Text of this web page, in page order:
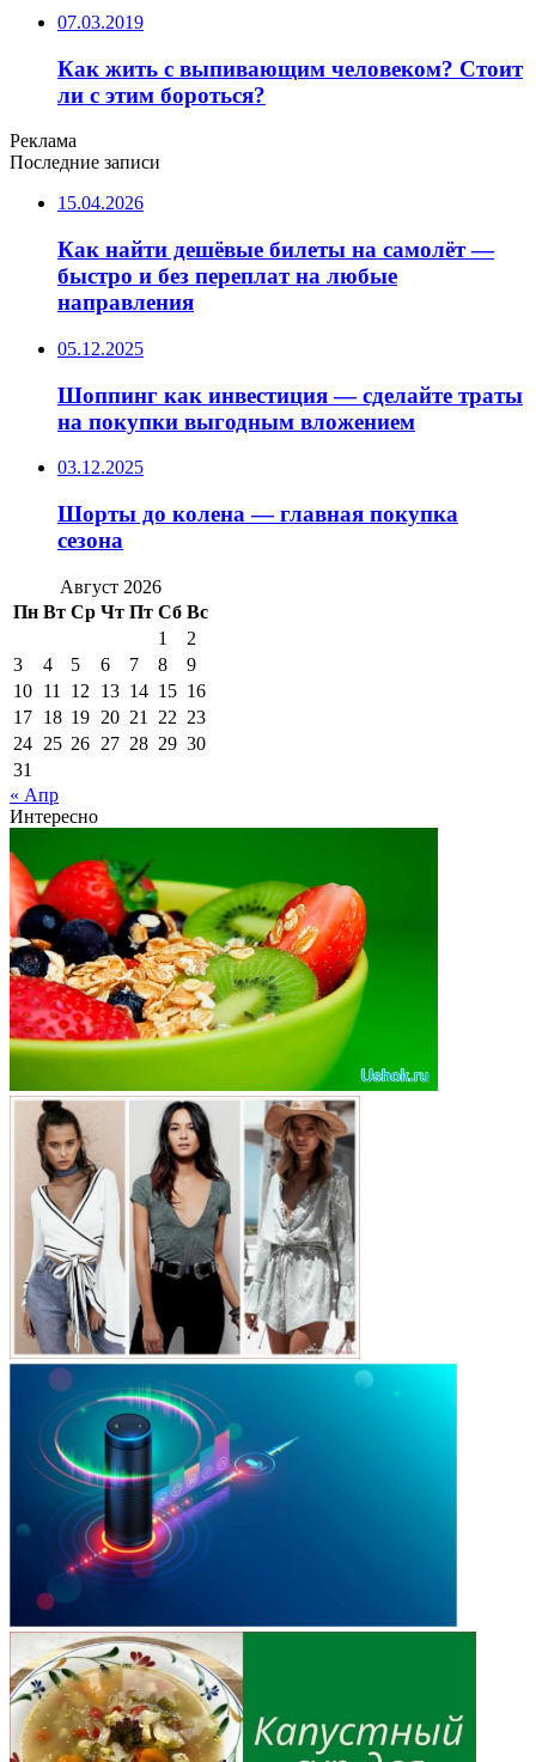
07.03.2019
Как жить с выпивающим человеком? Стоит
ли с этим бороться?
Реклама
Последние записи
15.04.2026
Как найти дешёвые билеты на самолёт —
быстро и без переплат на любые
направления
05.12.2025
Шоппинг как инвестиция — сделайте траты
на покупки выгодным вложением
03.12.2025
Шорты до колена — главная покупка
сезона
Август 2026
Пн Вт Ср Чт Пт Сб Вс
1
2
3
4 5 6 7 8
9
10 11 12 13 14 15 16
17 18 19 20 21 22 23
24 25 26 27 28 29 30
31
« Апр
Интересно